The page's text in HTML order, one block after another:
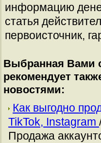
информацию
статья
первоисточник,
Выбранная Вами
рекомендует
новостями:
Как выгодно
TikTok, Instagram
Продажа